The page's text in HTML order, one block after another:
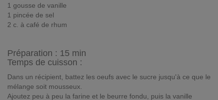
1 gousse de vanille
1 pincée de sel
2 c. à café de rhum
Préparation : 15 min
Temps de cuisson :
Dans un récipient, battez les oeufs avec le sucre jusqu'à ce que le
mélange soit mousseux.
Ajoutez peu à peu la farine et le beurre fondu, puis la vanille